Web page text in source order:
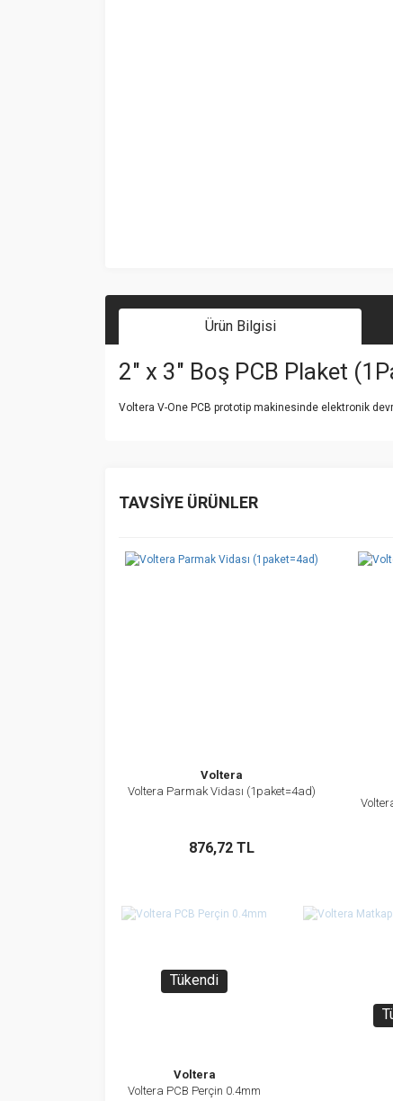
Ürün Bilgisi
2" x 3" Boş PCB Plaket
Voltera V-One PCB prototip makinesinde elektronik
Ürün açıklamasında eksik bilgiler bulunuyor.
TAVSİYE ÜRÜNLER
Voltera
Voltera Parmak Vidası (1paket=4ad)
876,72 TL
İncele
Sepete Ekle
Tükendi
Voltera
Voltera PCB Perçin 0.4mm
İncele